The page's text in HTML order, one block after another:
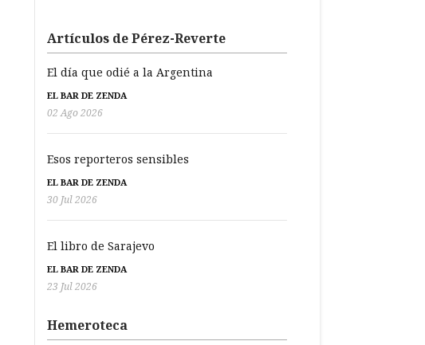
Artículos de Pérez-Reverte
El día que odié a la Argentina
EL BAR DE ZENDA
02 Ago 2026
Esos reporteros sensibles
EL BAR DE ZENDA
30 Jul 2026
El libro de Sarajevo
EL BAR DE ZENDA
23 Jul 2026
Hemeroteca